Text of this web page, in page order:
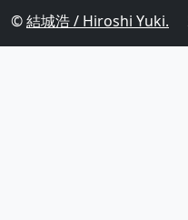
©結城浩 / Hiroshi Yuki.